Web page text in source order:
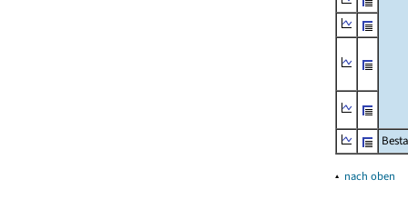
▴ nach oben